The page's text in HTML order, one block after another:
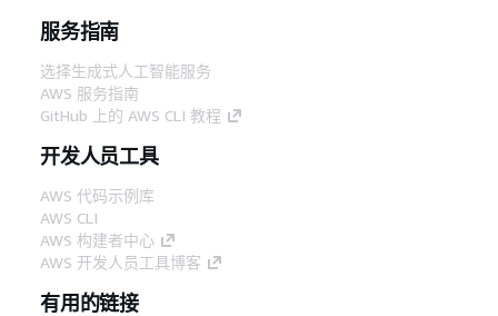
服务指南
选择生成式人工智能服务
AWS 服务指南
GitHub 上的 AWS CLI 教程
开发人员工具
AWS 代码示例库
AWS CLI
AWS 构建者中心
AWS 开发人员工具博客
有用的链接